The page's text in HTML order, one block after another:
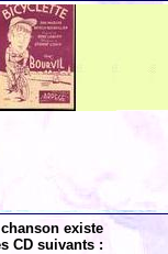
existe
CD suivants :